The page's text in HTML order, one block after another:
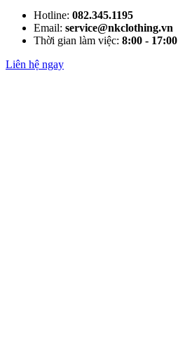
Hotline: 082.345.1195
Email: service@nkclothing.vn
Thời gian làm việc: 8:00 - 17:00
Liên hệ ngay